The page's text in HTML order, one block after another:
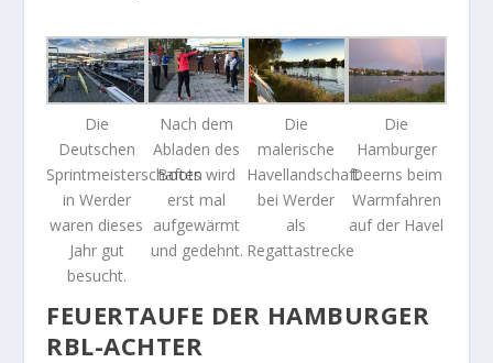
Die
Deutschen
Sprintmeisterschaften
in Werder
waren dieses
Jahr gut
besucht.
Nach dem
Abladen des
Boots wird
erst mal
aufgewärmt
und gedehnt.
Die
malerische
Havellandschaft
bei Werder
als
Regattastrecke
Die
Hamburger
Deerns beim
Warmfahren
auf der Havel
FEUERTAUFE DER HAMBURGER
RBL-ACHTER